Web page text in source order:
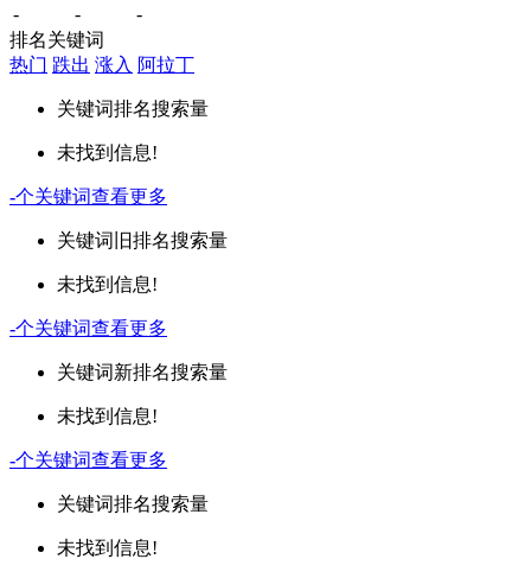
- -
-
排名关键词
热门 跌出 涨入 阿拉丁
关键词排名搜索量
未找到信息!
-个关键词查看更多
关键词 旧排名搜索量
未找到信息!
-个关键词查看更多
关键词新排名搜索量
未找到信息!
-个关键词查看更多
关键词排名搜索量
未找到信息!